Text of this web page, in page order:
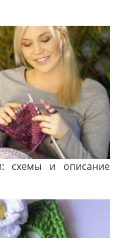
схемы и описание